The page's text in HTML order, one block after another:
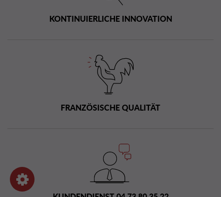
KONTINUIERLICHE INNOVATION
FRANZÖSISCHE QUALITÄT